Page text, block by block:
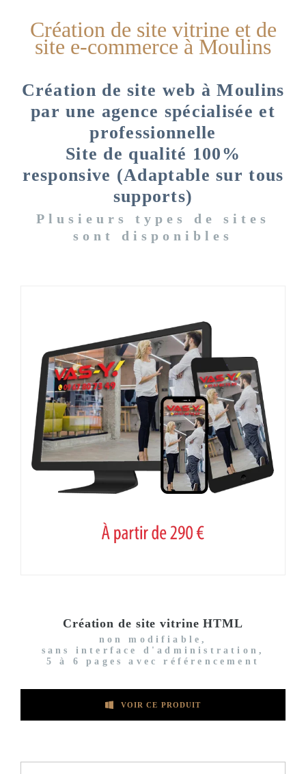
Création de site vitrine et de
site e-commerce à Moulins
Création de site web à Moulins
par une agence spécialisée et
professionnelle
Site de qualité 100%
responsive (Adaptable sur tous
supports)
Plusieurs types de sites
sont disponibles
Création de site vitrine HTML
non modifiable,
sans interface d'administration,
5 à 6 pages avec référencement
VOIR CE PRODUIT